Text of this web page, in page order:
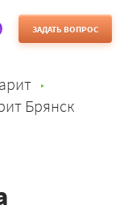
ЗАДАТЬ ВОПРОС
Брянск